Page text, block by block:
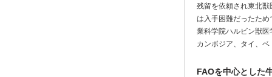
残留を依頼され東北
は入手困難だったた
業科学院ハルビン獣
カンボジア、タイ、
FAOを中心とした